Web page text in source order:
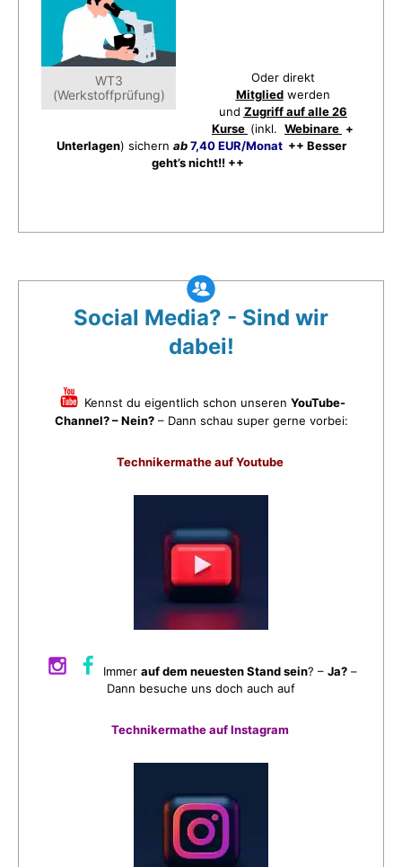
WT3
(Werkstoffprüfung)
Oder direkt
Mitgliedwerden
und Zugriff auf alle 26
Kurse (inkl. Webinare +
Unterlagen) sichern ab7,40 EUR/Monat++ Besser
geht’s nicht!! ++
Social Media? - Sind wir
dabei!
Kennst du eigentlich schon unseren YouTube-
Channel? – Nein?– Dann schau super gerne vorbei:
Technikermathe auf Youtube
Immer auf dem neuesten Stand sein? – Ja?–
Dann besuche uns doch auch auf
Technikermathe auf Instagram